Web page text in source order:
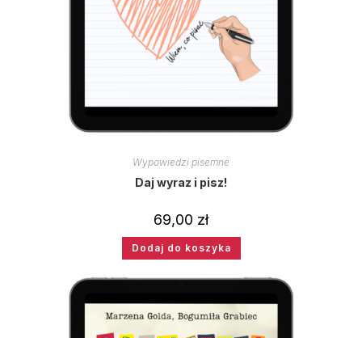
Wypowiedzi pisemne
Daj wyraz i pisz!
69,00 zł
Dodaj do koszyka